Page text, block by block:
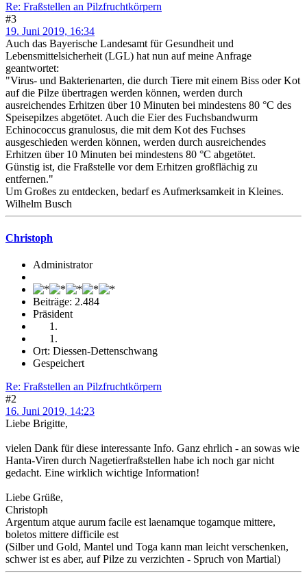
Re: Fraßstellen an Pilzfruchtkörpern
#3
19. Juni 2019, 16:34
Auch das Bayerische Landesamt für Gesundheit und
Lebensmittelsicherheit (LGL) hat nun auf meine Anfrage
geantwortet:
"Virus- und Bakterienarten, die durch Tiere mit einem Biss oder Kot
auf die Pilze übertragen werden können, werden durch
ausreichendes Erhitzen über 10 Minuten bei mindestens 80 °C des
Speisepilzes abgetötet. Auch die Eier des Fuchsbandwurm
Echinococcus granulosus, die mit dem Kot des Fuchses
ausgeschieden werden können, werden durch ausreichendes
Erhitzen über 10 Minuten bei mindestens 80 °C abgetötet.
Günstig ist, die Fraßstelle vor dem Erhitzen großflächig zu
entfernen."
Um Großes zu entdecken, bedarf es Aufmerksamkeit in Kleines.
Wilhelm Busch
Christoph
Administrator
Beiträge: 2.484
Präsident
Ort: Diessen-Dettenschwang
Gespeichert
Re: Fraßstellen an Pilzfruchtkörpern
#2
16. Juni 2019, 14:23
Liebe Brigitte,
vielen Dank für diese interessante Info. Ganz ehrlich - an sowas wie
Hanta-Viren durch Nagetierfraßstellen habe ich noch gar nicht
gedacht. Eine wirklich wichtige Information!
Liebe Grüße,
Christoph
Argentum atque aurum facile est laenamque togamque mittere,
boletos mittere difficile est
(Silber und Gold, Mantel und Toga kann man leicht verschenken,
schwer ist es aber, auf Pilze zu verzichten - Spruch von Martial)